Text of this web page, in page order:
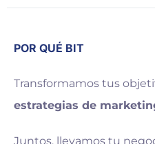
POR QUÉ BIT
Transformamos tus
estrategias de
Juntos, llevamos tu